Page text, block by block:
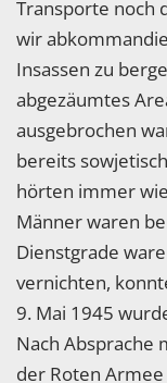
Transporte noch
wir
Insassen zu
abgezäumtes
ausgebrochen
bereits
hörten immer
Männer waren
Dienstgrade
vernichten,
9. Mai 1945
Nach Absprache
der Roten